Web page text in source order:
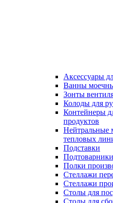
Аксессуары
Ванны
Зонты
Колоды для
Контейнеры
продуктов
Нейтральные
тепловых
Подставки
Подтоварники
Полки
Стеллажи
Стеллажи
Столы для
Столы для